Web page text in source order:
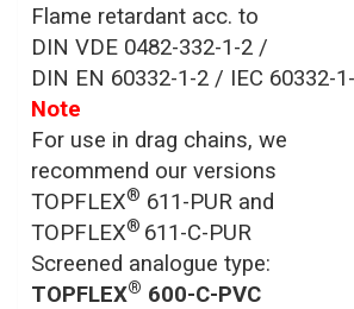
Flame retardant acc. to
DIN VDE 0482-332-1-2 /
DIN EN 60332-1-2 / IEC 60332-
Note
For use in drag chains, we
recommend our versions
TOPFLEX® 611-PUR and
TOPFLEX® 611-C-PUR
Screened analogue type:
TOPFLEX® 600-C-PVC